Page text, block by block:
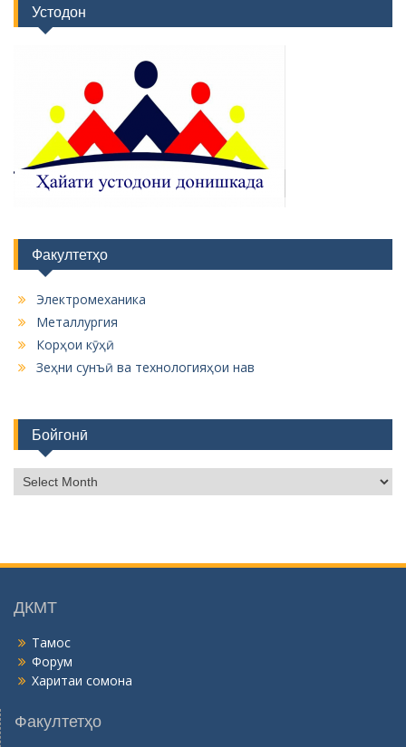
Устодон
Факултетҳо
Электромеханика
Металлургия
Корҳои кӯҳӣ
Зеҳни сунъӣ ва технологияҳои нав
Бойгонӣ
о
н
ДКМТ
Тамос
Форум
Харитаи сомона
Факултетҳо